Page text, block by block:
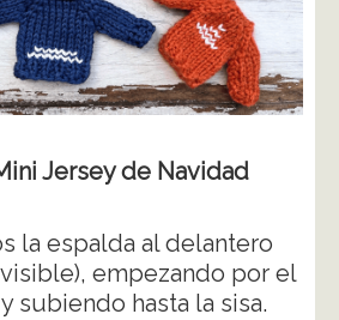
Jersey de Navidad
la espalda al delantero
empezando por el
subiendo hasta la sisa.